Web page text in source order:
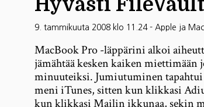
9. tammikuuta 2008 klo 11.24- Apple ja Mac
MacBook Pro -läppärini alkoi
jämähtää kesken kaiken
minuuteiksi. Jumiutuminen
meni iTunes, sitten kun klikkasi
kun klikkasi Mailin ikkunaa, sekin